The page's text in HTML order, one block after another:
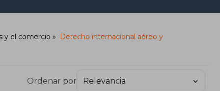
y el comercio
Derecho internacional aéreo y
Ordenar por